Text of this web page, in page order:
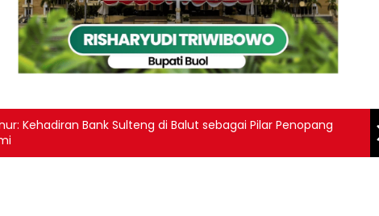
Kehadiran Bank Sulteng di Balut sebagai Pilar Penopang